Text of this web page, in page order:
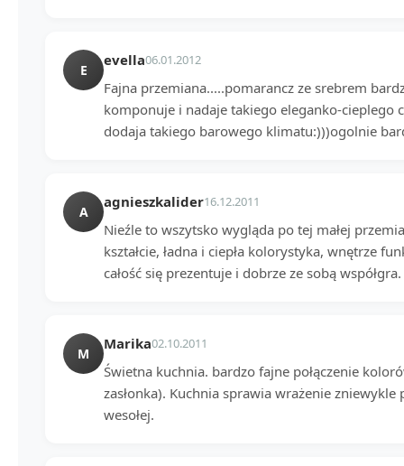
E
evella06.01.2012
Fajna przemiana.....pomarancz ze srebrem
komponuje i nadaje takiego eleganko-cieplego
dodaja takiego barowego klimatu:)))ogolnie
A
agnieszkalider16.12.2011
Nieźle to wszytsko wygląda po tej małej
kształcie, ładna i ciepła kolorystyka, wnętrze
całość się prezentuje i dobrze ze sobą współgra.
M
Marika02.10.2011
Świetna kuchnia. bardzo fajne połączenie
zasłonka). Kuchnia sprawia wrażenie
wesołej.